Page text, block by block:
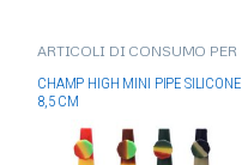
ARTICOLI DI CONSUMO PER
FUMATORI, SIGARI-PIPE
CHAMP HIGH MINI PIPE SILICONE
8,5 CM